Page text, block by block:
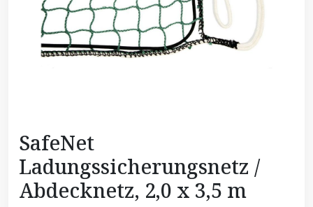
SafeNet
Ladungssicherungsnetz /
Abdecknetz, 2,0 x 3,5 m